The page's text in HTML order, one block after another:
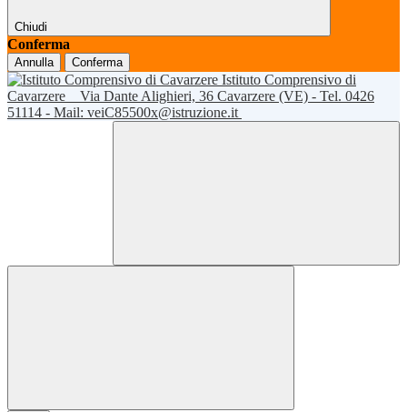
Chiudi
Conferma
Annulla Conferma
Istituto Comprensivo di
Cavarzere
Via Dante Alighieri, 36 Cavarzere (VE) - Tel. 0426
51114 - Mail: veiC85500x@istruzione.it